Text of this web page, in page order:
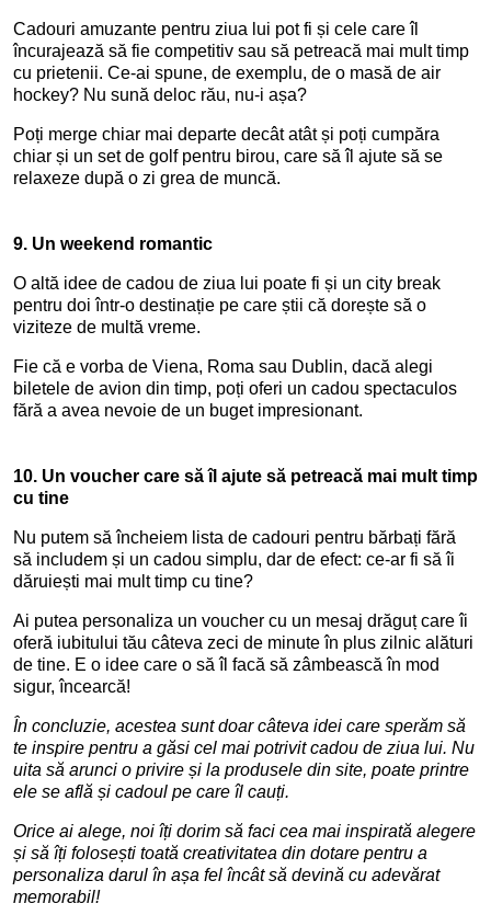
Cadouri amuzante pentru ziua lui pot fi și cele care îl
încurajează să fie competitiv sau să petreacă mai mult timp
cu prietenii. Ce-ai spune, de exemplu, de o masă de air
hockey? Nu sună deloc rău, nu-i așa?
Poți merge chiar mai departe decât atât și poți cumpăra
chiar și un set de golf pentru birou, care să îl ajute să se
relaxeze după o zi grea de muncă.
9. Un weekend romantic
O altă idee de cadou de ziua lui poate fi și un city break
pentru doi într-o destinație pe care știi că dorește să o
viziteze de multă vreme.
Fie că e vorba de Viena, Roma sau Dublin, dacă alegi
biletele de avion din timp, poți oferi un cadou spectaculos
fără a avea nevoie de un buget impresionant.
10. Un voucher care să îl ajute să petreacă mai mult timp
cu tine
Nu putem să încheiem lista de cadouri pentru bărbați fără
să includem și un cadou simplu, dar de efect: ce-ar fi să îi
dăruiești mai mult timp cu tine?
Ai putea personaliza un voucher cu un mesaj drăguț care îi
oferă iubitului tău câteva zeci de minute în plus zilnic alături
de tine. E o idee care o să îl facă să zâmbească în mod
sigur, încearcă!
În concluzie, acestea sunt doar câteva idei care sperăm să
te inspire pentru a găsi cel mai potrivit cadou de ziua lui. Nu
uita să arunci o privire și la produsele din site, poate printre
ele se află și cadoul pe care îl cauți.
Orice ai alege, noi îți dorim să faci cea mai inspirată alegere
și să îți folosești toată creativitatea din dotare pentru a
personaliza darul în așa fel încât să devină cu adevărat
memorabil!